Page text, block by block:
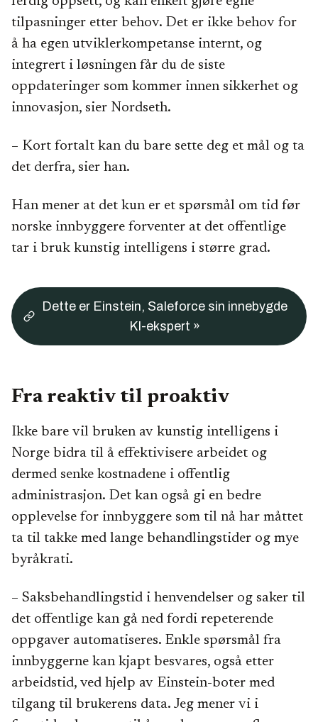
tilpasninger etter behov. Det er ikke behov for
å ha egen utviklerkompetanse internt, og
integrert i løsningen får du de siste
oppdateringer som kommer innen sikkerhet og
innovasjon, sier Nordseth.
– Kort fortalt kan du bare sette deg et mål og ta
det derfra, sier han.
Han mener at det kun er et spørsmål om tid før
norske innbyggere forventer at det offentlige
tar i bruk kunstig intelligens i større grad.
Dette er Einstein, Saleforce sin innebygde
KI-ekspert »
Fra reaktiv til proaktiv
Ikke bare vil bruken av kunstig intelligens i
Norge bidra til å effektivisere arbeidet og
dermed senke kostnadene i offentlig
administrasjon. Det kan også gi en bedre
opplevelse for innbyggere som til nå har måttet
ta til takke med lange behandlingstider og mye
byråkrati.
– Saksbehandlingstid i henvendelser og saker til
det offentlige kan gå ned fordi repeterende
oppgaver automatiseres. Enkle spørsmål fra
innbyggerne kan kjapt besvares, også etter
arbeidstid, ved hjelp av Einstein-boter med
tilgang til brukerens data. Jeg mener vi i